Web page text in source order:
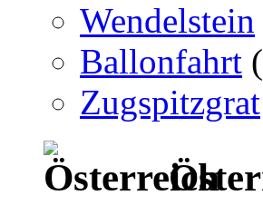
Wendelstein
Ballonfahrt
Zugspitzgrat